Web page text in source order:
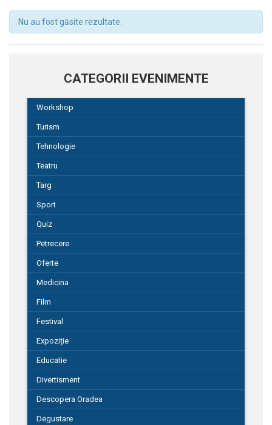
Nu au fost găsite rezultate.
CATEGORII EVENIMENTE
Workshop
Turism
Tehnologie
Teatru
Targ
Sport
Quiz
Petrecere
Oferte
Medicina
Film
Festival
Expoziție
Educatie
Divertisment
Descopera Oradea
Degustare